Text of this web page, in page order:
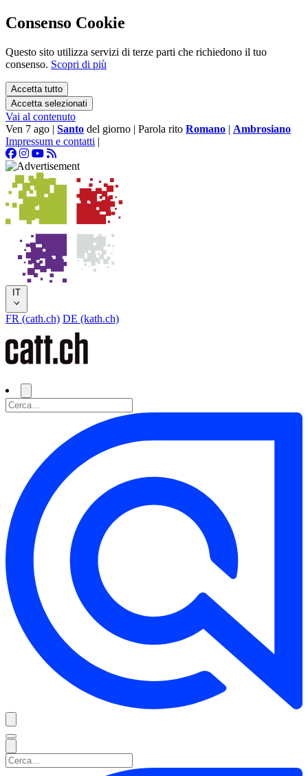
Consenso Cookie
Questo sito utilizza servizi di terze parti che richiedono il tuo
consenso. Scopri di più
Accetta tutto
Accetta selezionati
Vai al contenuto
Ven 7 ago | Santo del giorno | Parola rito Romano | Ambrosiano
Impressum e contatti |
IT
FR (cath.ch) DE (kath.ch)